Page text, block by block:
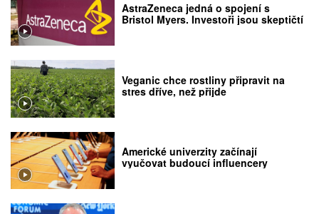
AstraZeneca jedná o spojení s
Bristol Myers. Investoři jsou skeptičtí
Veganic chce rostliny připravit na
stres dříve, než přijde
Americké univerzity začínají
vyučovat budoucí influencery